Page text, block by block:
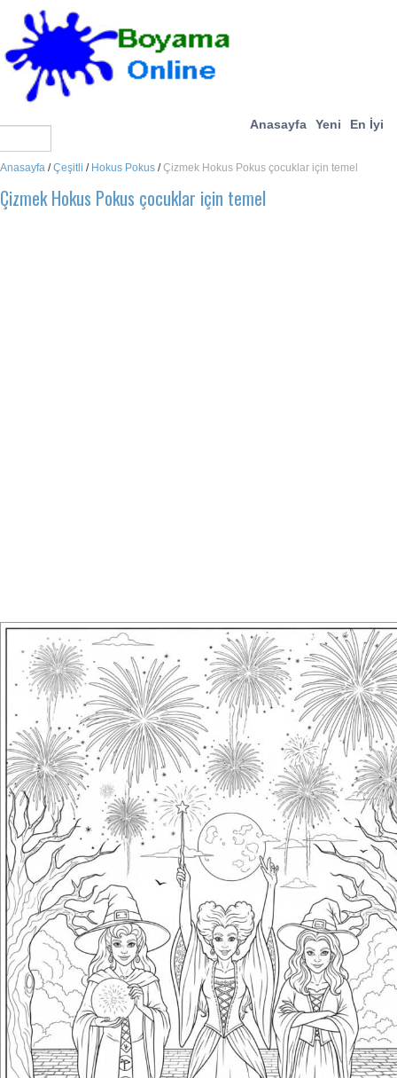
Anasayfa Yeni En İyi
Anasayfa /Çeşitli / Hokus Pokus /Çizmek Hokus Pokus çocuklar için temel
Çizmek Hokus Pokus çocuklar için temel